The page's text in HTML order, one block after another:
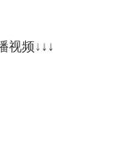
视频↓ ↓ ↓